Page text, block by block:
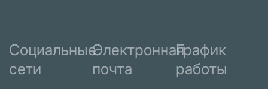
Социальные
сети
Электронная
почта
График
работы